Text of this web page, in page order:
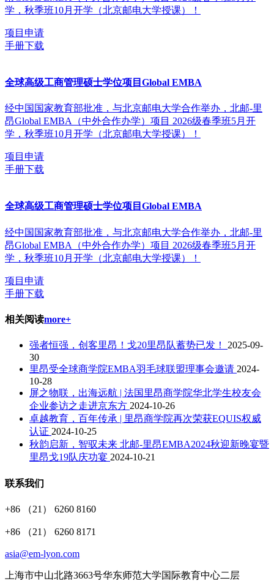
学，秋季班10月开学（北京邮电大学授课）！
项目申请
手册下载
全球高级工商管理硕士学位项目Global EMBA
经中国国家教育部批准，与北京邮电大学合作举办，北邮-里
昂Global EMBA（中外合作办学）项目 2026级春季班5月开
学，秋季班10月开学（北京邮电大学授课）！
项目申请
手册下载
全球高级工商管理硕士学位项目Global EMBA
经中国国家教育部批准，与北京邮电大学合作举办，北邮-里
昂Global EMBA（中外合作办学）项目 2026级春季班5月开
学，秋季班10月开学（北京邮电大学授课）！
项目申请
手册下载
相关阅读more+
强者恒强，创客里昂！戈20里昂队蓄势已发！ 2025-09-
30
里昂受全球商学院EMBA羽毛球联盟理事会邀请 2024-
10-28
屏之物联，出海远航 | 法国里昂商学院华北学生校友会
企业参访之走进京东方 2024-10-26
卓越教育，百年传承 | 里昂商学院再次荣获EQUIS权威
认证 2024-10-25
秋韵启新，智驭未来 北邮-里昂EMBA2024秋迎新晚宴暨
里昂戈19队庆功宴 2024-10-21
联系我们
+86 （21） 6260 8160
+86 （21） 6260 8171
asia@em-lyon.com
上海市中山北路3663号华东师范大学国际教育中心二层